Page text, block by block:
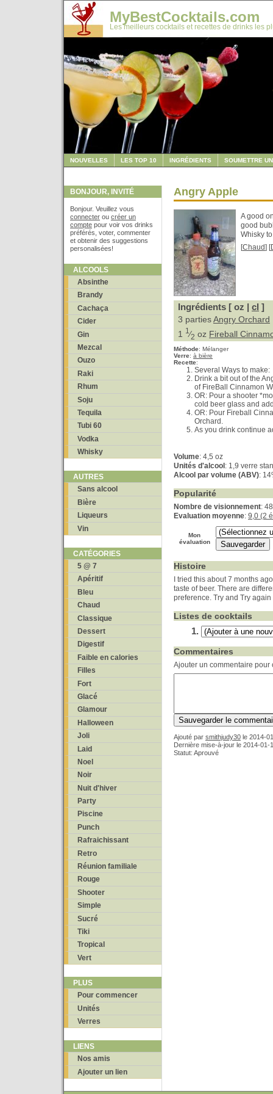
MyBestCocktails.com
Les meilleurs cocktails et recettes de drinks les
NOUVELLES LES TOP 10 INGRÉDIENTS SOUMETTRE
BONJOUR, INVITÉ
Bonjour. Veuillez vous
connecter ou créer un
compte pour voir vos drinks
préférés, voter, commenter
et obtenir des suggestions
personalisées!
ALCOOLS
Absinthe
Brandy
Cachaça
Cider
Gin
Mezcal
Ouzo
Raki
Rhum
Soju
Tequila
Tubi 60
Vodka
Whisky
AUTRES
Sans alcool
Bière
Liqueurs
Vin
CATÉGORIES
5 @ 7
Apéritif
Bleu
Chaud
Classique
Dessert
Digestif
Faible en calories
Filles
Fort
Glacé
Glamour
Halloween
Joli
Laid
Noel
Noir
Nuit d'hiver
Party
Piscine
Punch
Rafraichissant
Retro
Réunion familiale
Rouge
Shooter
Simple
Sucré
Tiki
Tropical
Vert
PLUS
Pour commencer
Unités
Verres
LIENS
Nos amis
Ajouter un lien
Angry Apple
A good
good
Whisky
[Chaud] [
Ingrédients [ oz | cl ]
3 partiesAngry Orchard
1
1 ⁄2 oz Fireball
Méthode: Mélanger
Verre: à bière
Recette:
Several Ways to make:
Drink a bit out of the
of FireBall Cinnamon
OR: Pour a shooter
cold beer glass and
OR: Pour Fireball
Orchard.
As you drink continue
Volume: 4,5 oz
Unités d'alcool : 1,9 verre
Alcool par volume (ABV):
Popularité
Nombre de visionnement:
Evaluation moyenne: 9,0 (2
Mon
évaluation
Histoire
I tried this about 7 months
taste of beer. There are
preference. Try and Try
Listes de cocktails
Commentaires
Ajouter un commentaire pour
Ajouté par smithjudy30 le 2014-
Dernière mise-à-jour le 2014-01-
Statut: Aprouvé